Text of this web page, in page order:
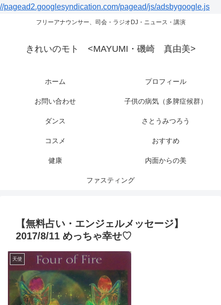
//pagead2.googlesyndication.com/pagead/js/adsbygoogle.js
フリーアナウンサー、司会・ラジオDJ・ニュース・講演
きれいのモト <MAYUMI・磯崎 真由美>
ホーム プロフィール
お問い合わせ 子供の病気（多脾症候群）
ダンス さとうみつろう
コスメ おすすめ
健康 内面からの美
ファスティング
【無料占い・エンジェルメッセージ】
2017/8/11 めっちゃ幸せ♡
天使